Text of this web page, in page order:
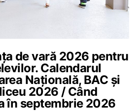
de vară 2026 pentru
Calendarul
Națională, BAC și
2026 / Când
în septembrie 2026